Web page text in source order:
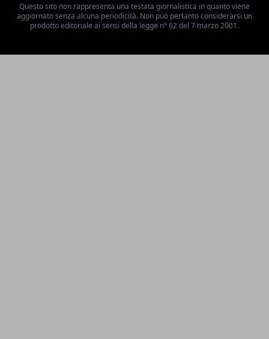
Questo sito non rappresenta una testata giornalistica in quanto viene
aggiornato senza alcuna periodicità. Non può pertanto considerarsi un
prodotto editoriale ai sensi della legge n° 62 del 7 marzo 2001.